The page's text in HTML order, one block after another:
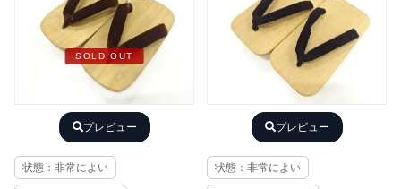
SOLD OUT
プレビュー
状態：非常によい
プレビュー
状態：非常によい